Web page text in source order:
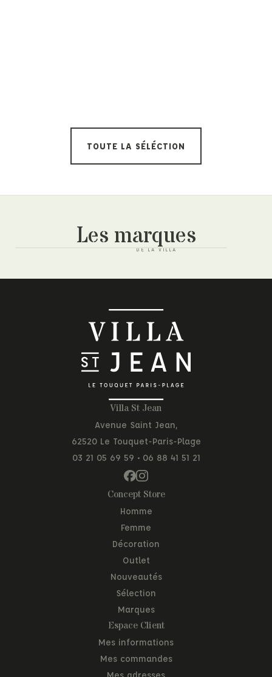
TOUTE LA SÉLÉCTION
Les marques
Villa St Jean
Avenue Saint Jean,
62520 Le Touquet-Paris-Plage
03 21 05 69 59 • 06 88 41 51 21
Concept Store
Homme
Femme
Décoration
Outlet
Nouveautés
Sélection
Marques
Espace Client
Mes informations
Mes commandes